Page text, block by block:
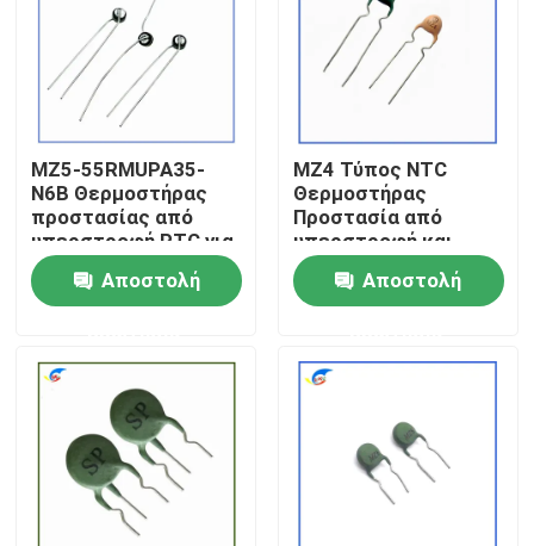
Σχετικά με εμάς
Έλεγχος ποιότητας
Επικοινωνήστε μαζί μας
Ειδήσεις
Υποθέσεις
PTC θερμική αντίσταση
MZ5-55RMUPA35-
N6B Θερμοστήρας
προστασίας από
υπερστροφή PTC για
προϊόντα ελέγχου
του ανέμουΑποστολή
MZ4 Τύπος NTC
Θερμοστήρας
Προστασία από
υπερστροφή και
υπερφόρτωση
Αποστολή